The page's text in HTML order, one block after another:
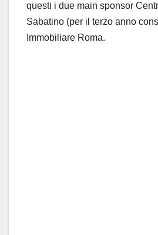
questi i due main sponsor
Sabatino (per il terzo anno
Immobiliare Roma.